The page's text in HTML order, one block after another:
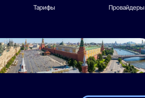
Тарифы Провайдеры